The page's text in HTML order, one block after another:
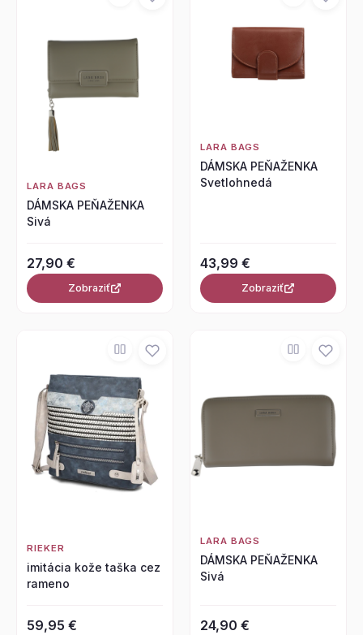
LARA BAGS
DÁMSKA PEŇAŽENKA
Sivá
27,90 €
Zobraziť
LARA BAGS
DÁMSKA PEŇAŽENKA
Svetlohnedá
43,99 €
Zobraziť
RIEKER
imitácia kože taška cez
rameno
59,95 €
LARA BAGS
DÁMSKA PEŇAŽENKA
Sivá
24,90 €